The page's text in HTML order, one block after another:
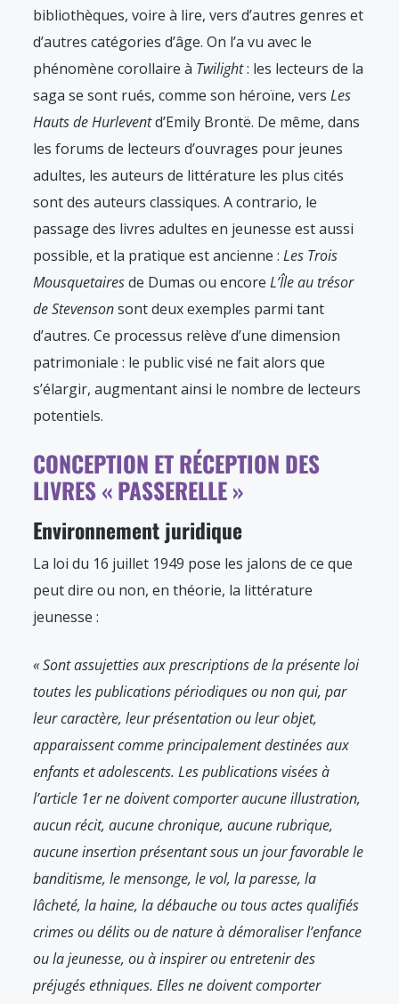
bibliothèques, voire à lire, vers d’autres genres et
d’autres catégories d’âge. On l’a vu avec le
phénomène corollaire à Twilight: les lecteurs de la
saga se sont rués, comme son héroïne, vers Les
Hauts de Hurleventd’Emily Brontë. De même, dans
les forums de lecteurs d’ouvrages pour jeunes
adultes, les auteurs de littérature les plus cités
sont des auteurs classiques. A contrario, le
passage des livres adultes en jeunesse est aussi
possible, et la pratique est ancienne : Les Trois
Mousquetairesde Dumas ou encore L’Île au trésor
de Stevensonsont deux exemples parmi tant
d’autres. Ce processus relève d’une dimension
patrimoniale : le public visé ne fait alors que
s’élargir, augmentant ainsi le nombre de lecteurs
potentiels.
CONCEPTION ET RÉCEPTION DES
LIVRES « PASSERELLE »
Environnement juridique
La loi du 16 juillet 1949 pose les jalons de ce que
peut dire ou non, en théorie, la littérature
jeunesse :
« Sont assujetties aux prescriptions de la présente loi
toutes les publications périodiques ou non qui, par
leur caractère, leur présentation ou leur objet,
apparaissent comme principalement destinées aux
enfants et adolescents. Les publications visées à
l’article 1er ne doivent comporter aucune illustration,
aucun récit, aucune chronique, aucune rubrique,
aucune insertion présentant sous un jour favorable le
banditisme, le mensonge, le vol, la paresse, la
lâcheté, la haine, la débauche ou tous actes qualifiés
crimes ou délits ou de nature à démoraliser l’enfance
ou la jeunesse, ou à inspirer ou entretenir des
préjugés ethniques. Elles ne doivent comporter